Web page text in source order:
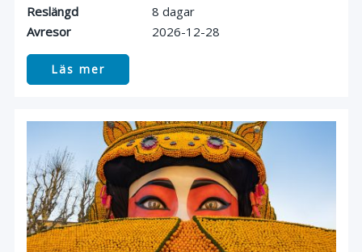
Reslängd
8 dagar
Avresor
2026-12-28
Läs mer